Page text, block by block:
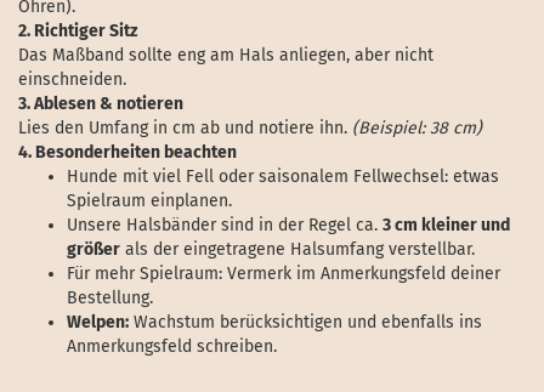
Ohren).
2. Richtiger Sitz
Das Maßband sollte eng am Hals anliegen, aber nicht
einschneiden.
3. Ablesen & notieren
Lies den Umfang in cm ab und notiere ihn. (Beispiel: 38 cm)
4. Besonderheiten beachten
Hunde mit viel Fell oder saisonalem Fellwechsel: etwas
Spielraum einplanen.
Unsere Halsbänder sind in der Regel ca. 3 cm kleiner und
größer als der eingetragene Halsumfang verstellbar.
Für mehr Spielraum: Vermerk im Anmerkungsfeld deiner
Bestellung.
Welpen: Wachstum berücksichtigen und ebenfalls ins
Anmerkungsfeld schreiben.